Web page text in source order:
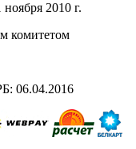
2010 г.
комитетом
06.04.2016